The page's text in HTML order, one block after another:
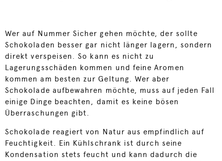
Wer auf Nummer Sicher gehen möchte, der sollte
Schokoladen besser gar nicht länger lagern, sondern
direkt verspeisen. So kann es nicht zu
Lagerungsschäden kommen und feine Aromen
kommen am besten zur Geltung. Wer aber
Schokolade aufbewahren möchte, muss auf jeden Fall
einige Dinge beachten, damit es keine bösen
Überraschungen gibt.
Schokolade reagiert von Natur aus empfindlich auf
Feuchtigkeit. Ein Kühlschrank ist durch seine
Kondensation stets feucht und kann dadurch die